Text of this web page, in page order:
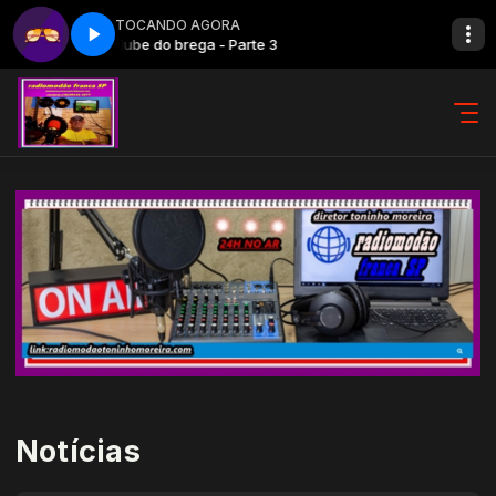
TOCANDO AGORA
Clube do brega - Parte 3
Notícias